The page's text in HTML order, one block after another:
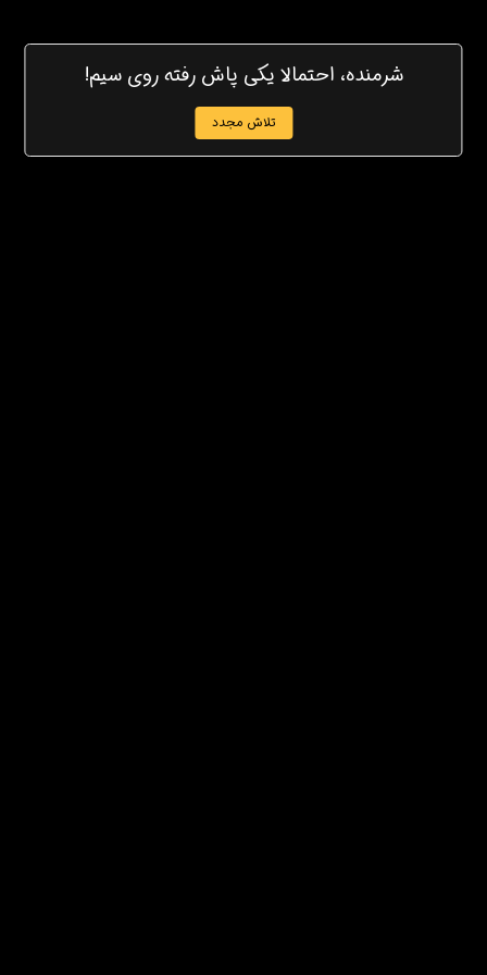
شرمنده، احتمالا یکی پاش رفته روی سیم!
تلاش مجدد